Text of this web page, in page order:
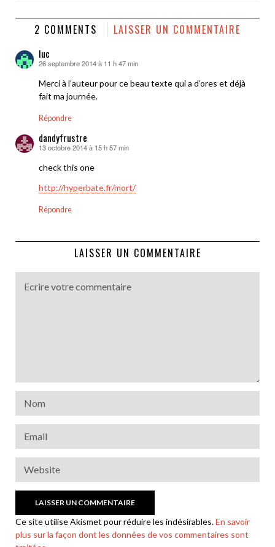
2 COMMENTS LAISSER UN COMMENTAIRE
luc
dit :
26 septembre 2014 à 11 h 47 min
Merci à l’auteur pour ce beau texte qui a d’ores et déjà
fait ma journée.
Répondre
dandyfrustre
dit :
13 octobre 2014 à 15 h 57 min
check this one
http://hyperbate.fr/mort/
Répondre
LAISSER UN COMMENTAIRE
Ce site utilise Akismet pour réduire les indésirables.En savoir
plus sur la façon dont les données de vos commentaires sont